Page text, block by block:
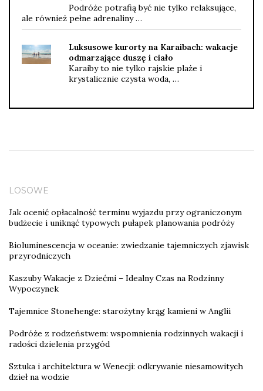
Podróże potrafią być nie tylko relaksujące,
ale również pełne adrenaliny …
Luksusowe kurorty na Karaibach: wakacje
odmarzające duszę i ciało
Karaiby to nie tylko rajskie plaże i
krystalicznie czysta woda, …
LOSOWE
Jak ocenić opłacalność terminu wyjazdu przy ograniczonym
budżecie i uniknąć typowych pułapek planowania podróży
Bioluminescencja w oceanie: zwiedzanie tajemniczych zjawisk
przyrodniczych
Kaszuby Wakacje z Dziećmi – Idealny Czas na Rodzinny
Wypoczynek
Tajemnice Stonehenge: starożytny krąg kamieni w Anglii
Podróże z rodzeństwem: wspomnienia rodzinnych wakacji i
radości dzielenia przygód
Sztuka i architektura w Wenecji: odkrywanie niesamowitych
dzieł na wodzie